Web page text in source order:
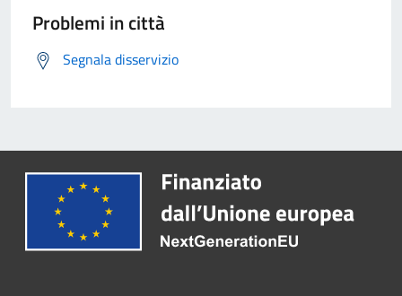
Problemi in città
Segnala disservizio